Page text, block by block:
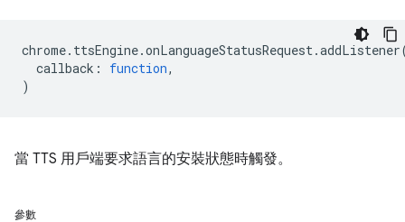
chrome. ttsEngine.onLanguageStatusRequest.addListener
callback : function,
)
當 TTS 用戶端要求語言的安裝狀態時觸發。
參數